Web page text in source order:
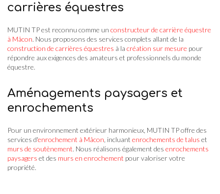
carrières équestres
MUTIN TP est reconnu comme un constructeur de carrière équestre
à Mâcon. Nous proposons des services complets allant de la
construction de carrières équestres à la création sur mesure pour
répondre aux exigences des amateurs et professionnels du monde
équestre.
Aménagements paysagers et
enrochements
Pour un environnement extérieur harmonieux, MUTIN TP offre des
services d'enrochement à Mâcon , incluant enrochements de talus et
murs de soutènement. Nous réalisons également des enrochements
paysagers et des murs en enrochement pour valoriser votre
propriété.